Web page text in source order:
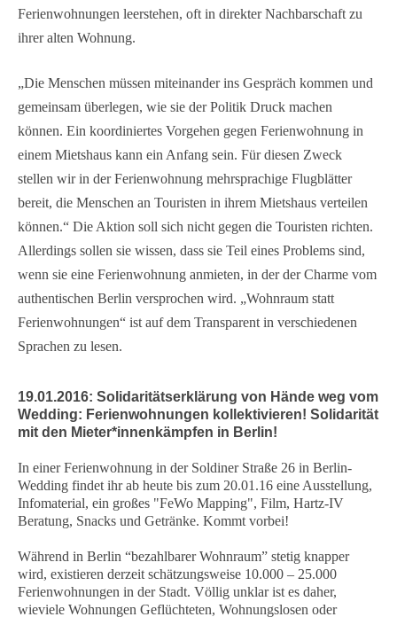
Ferienwohnungen leerstehen, oft in direkter Nachbarschaft zu
ihrer alten Wohnung.
„Die Menschen müssen miteinander ins Gespräch kommen und
gemeinsam überlegen, wie sie der Politik Druck machen
können. Ein koordiniertes Vorgehen gegen Ferienwohnung in
einem Mietshaus kann ein Anfang sein. Für diesen Zweck
stellen wir in der Ferienwohnung mehrsprachige Flugblätter
bereit, die Menschen an Touristen in ihrem Mietshaus verteilen
können.“ Die Aktion soll sich nicht gegen die Touristen richten.
Allerdings sollen sie wissen, dass sie Teil eines Problems sind,
wenn sie eine Ferienwohnung anmieten, in der der Charme vom
authentischen Berlin versprochen wird. „Wohnraum statt
Ferienwohnungen“ ist auf dem Transparent in verschiedenen
Sprachen zu lesen.
19.01.2016: Solidaritätserklärung von Hände weg vom
Wedding: Ferienwohnungen kollektivieren! Solidarität
mit den Mieter*innenkämpfen in Berlin!
In einer Ferienwohnung in der Soldiner Straße 26 in Berlin-
Wedding findet ihr ab heute bis zum 20.01.16 eine Ausstellung,
Infomaterial, ein großes "FeWo Mapping", Film, Hartz-IV
Beratung, Snacks und Getränke. Kommt vorbei!
Während in Berlin “bezahlbarer Wohnraum” stetig knapper
wird, existieren derzeit schätzungsweise 10.000 – 25.000
Ferienwohnungen in der Stadt. Völlig unklar ist es daher,
wieviele Wohnungen Geflüchteten, Wohnungslosen oder